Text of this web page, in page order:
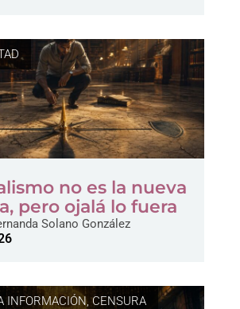
no es la nueva
pero ojalá lo fuera
Solano González
INFORMACIÓN,CENSURA